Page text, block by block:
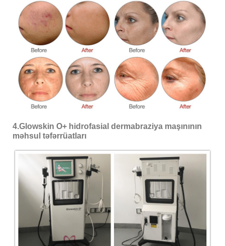
4.Glowskin O+ hidrofasial dermabraziya maşınının
məhsul təfərrüatları